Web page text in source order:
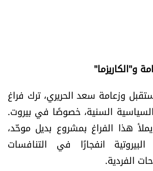
و"الكاريزما"
وزعامة سعد الحريري، ترك فراغ
السنية، خصوصًا في بيروت.
هذا الفراغ بمشروع بديل موحّد،
انفجارًا في التنافسات
الفردية.